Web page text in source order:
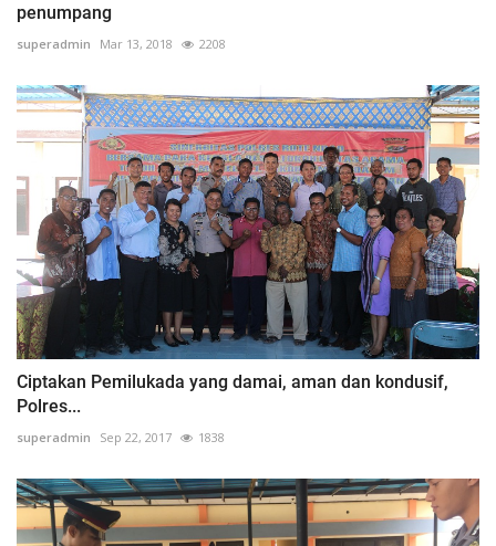
penumpang
superadmin Mar 13, 2018 2208
Ciptakan Pemilukada yang damai, aman dan kondusif,
Polres...
superadmin Sep 22, 2017 1838